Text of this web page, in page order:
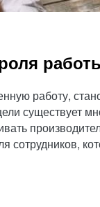
работу,
существует
сотрудников,